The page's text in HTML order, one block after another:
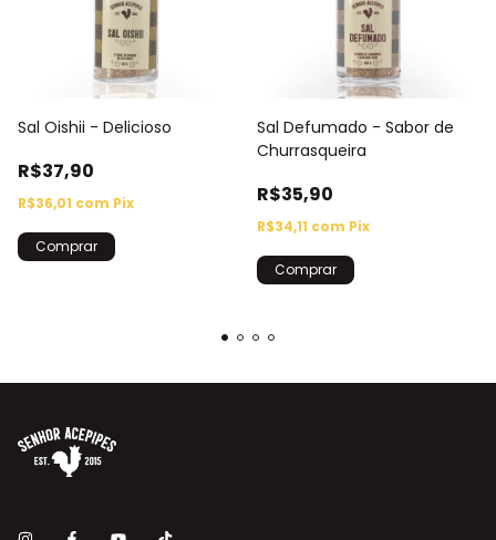
Sal Oishii - Delicioso
R$37,90
R$36,01 com Pix
Sal Defumado - Sabor de
Churrasqueira
R$35,90
R$34,11 com Pix